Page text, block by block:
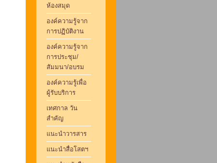
ห้องสมุด
องค์ความรู้จาก
การปฏิบัติงาน
องค์ความรู้จาก
การประชุม/
สัมมนา/อบรม
องค์ความรู้เพื่อ
ผู้รับบริการ
เทศกาล วัน
สำคัญ
แนะนำวารสาร
แนะนำสื่อโสตฯ